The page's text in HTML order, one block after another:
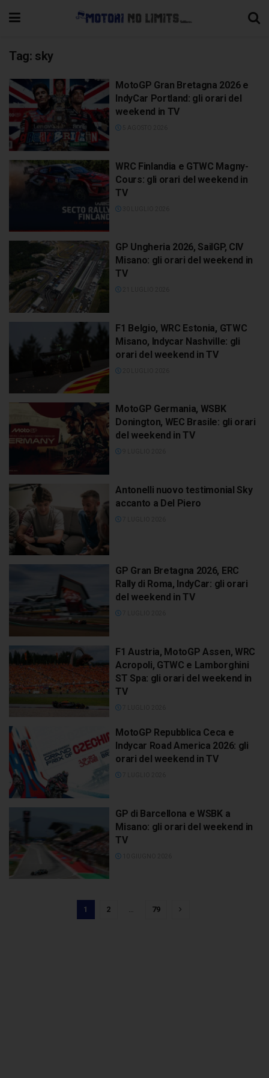
Tag: sky
MotoGP Gran Bretagna 2026 e
IndyCar Portland: gli orari del
weekend in TV
WRC Finlandia e GTWC Magny-
Cours: gli orari del weekend in
TV
GP Ungheria 2026, SailGP, CIV
Misano: gli orari del weekend in
TV
F1 Belgio, WRC Estonia, GTWC
Misano, Indycar Nashville: gli
orari del weekend in TV
MotoGP Germania, WSBK
Donington, WEC Brasile: gli orari
del weekend in TV
Antonelli nuovo testimonial Sky
accanto a Del Piero
GP Gran Bretagna 2026, ERC
Rally di Roma, IndyCar: gli orari
del weekend in TV
F1 Austria, MotoGP Assen, WRC
Acropoli, GTWC e Lamborghini
ST Spa: gli orari del weekend in
TV
MotoGP Repubblica Ceca e
Indycar Road America 2026: gli
orari del weekend in TV
GP di Barcellona e WSBK a
Misano: gli orari del weekend in
TV
1 2 … 79